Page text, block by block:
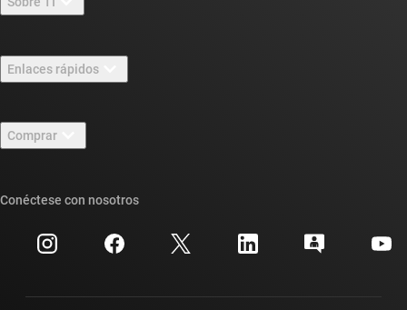
Carreras laborales
Sala de redacción
Eventos
Relaciones con los inversionistas
Enlaces rápidos
Foros de soporte de diseño de TI E2E™
Búsqueda de referencias cruzadas
Centro de atención al cliente
Comprar
Preguntas frecuentes sobre pedidos
Conéctese con nosotros